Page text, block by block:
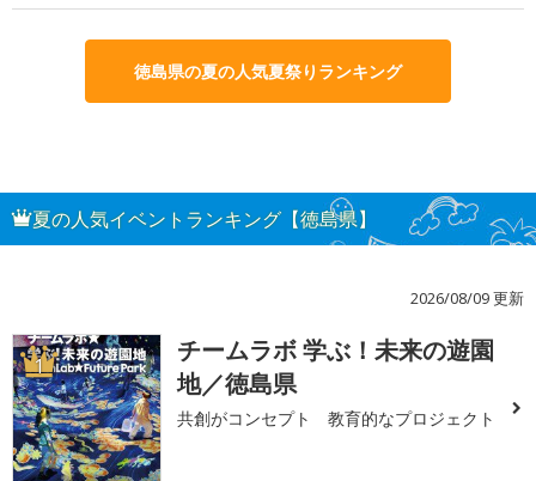
徳島県の夏の人気夏祭りランキング
夏の人気イベントランキング【徳島県】
2026/08/09 更新
1
チームラボ 学ぶ！未来の遊園
地／徳島県
共創がコンセプト 教育的なプロジェクト